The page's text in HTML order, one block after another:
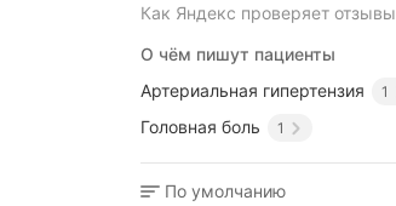
Как Яндекс проверяет отзывы
О чём пишут пациенты
Артериальная гипертензия
1
Головная боль 1
По умолчанию